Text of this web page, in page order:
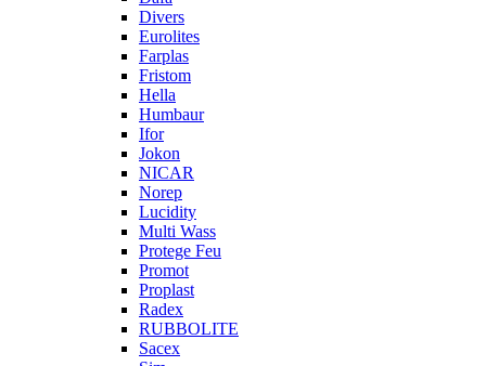
Divers
Eurolites
Farplas
Fristom
Hella
Humbaur
Ifor
Jokon
NICAR
Norep
Lucidity
Multi Wass
Protege Feu
Promot
Proplast
Radex
RUBBOLITE
Sacex